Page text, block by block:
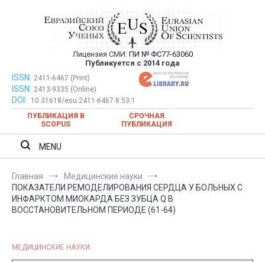
Евразийский Союз Ученых —
публикация научных статей в
ежемесячном научном журнале
Лицензия СМИ: ПИ № ФС77-63060
Публикуется с 2014 года
Евразийский Союз Ученых — публикация научных статей в
ежемесячном научном журнале
ISSN: 2411-6467 (Print)
ISSN: 2413-9335 (Online)
DOI:
10.31618/esu.2411-6467.8.53.1
ПУБЛИКАЦИЯ В
SCOPUS
СРОЧНАЯ
ПУБЛИКАЦИЯ
MENU
Главная
Медицинские науки
ПОКАЗАТЕЛИ РЕМОДЕЛИРОВАНИЯ СЕРДЦА У БОЛЬНЫХ С
ИНФАРКТОМ МИОКАРДА БЕЗ ЗУБЦА Q В
ВОССТАНОВИТЕЛЬНОМ ПЕРИОДЕ (61-64)
МЕДИЦИНСКИЕ НАУКИ